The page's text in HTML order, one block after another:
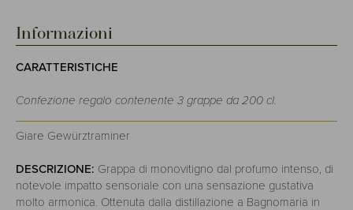
Informazioni
CARATTERISTICHE
Confezione regalo contenente 3 grappe da 200 cl.
Giare Gewürztraminer
DESCRIZIONE: Grappa di monovitigno dal profumo intenso, di
notevole impatto sensoriale con una sensazione gustativa
molto armonica. Ottenuta dalla distillazione a Bagnomaria in